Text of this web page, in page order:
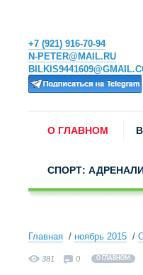
+7 (921) 916-70-94
N-PETER@MAIL.RU
О ГЛАВНОМ
СПОРТ:
Главная ноябрь 2015
381 0 О ГЛАВНОМ